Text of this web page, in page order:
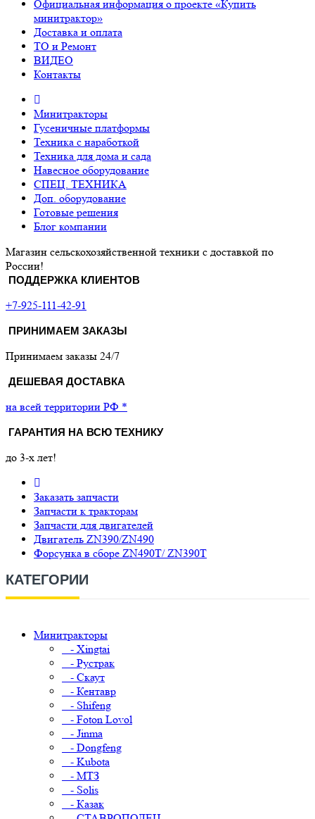
Официальная информация о проекте «Купить
минитрактор»
Доставка и оплата
ТО и Ремонт
ВИДЕО
Контакты
Минитракторы
Гусеничные платформы
Техника с наработкой
Техника для дома и сада
Навесное оборудование
СПЕЦ. ТЕХНИКА
Доп. оборудование
Готовые решения
Блог компании
Магазин сельскохозяйственной техники с доставкой по
России!
ПОДДЕРЖКА КЛИЕНТОВ
+7-925-111-42-91
ПРИНИМАЕМ ЗАКАЗЫ
Принимаем заказы 24/7
ДЕШЕВАЯ ДОСТАВКА
на всей территории РФ *
ГАРАНТИЯ НА ВСЮ ТЕХНИКУ
до 3-х лет!
Заказать запчасти
Запчасти к тракторам
Запчасти для двигателей
Двигатель ZN390/ZN490
Форсунка в сборе ZN490T/ ZN390T
КАТЕГОРИИ
Минитракторы
- Xingtai
- Рустрак
- Скаут
- Кентавр
- Shifeng
- Foton Lovol
- Jinma
- Dongfeng
- Kubota
- МТЗ
- Solis
- Казак